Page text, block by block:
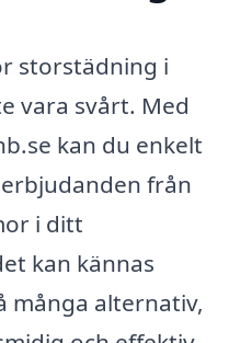
storstädning i
vara svårt. Med
kan du enkelt
från
i ditt
kan kännas
många alternativ,